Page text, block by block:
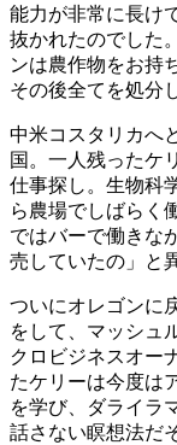
能力が非常に長け
抜かれたのでした
ンは農作物をお持
その後全てを処分
中米コスタリカへ
国。一人残ったケ
仕事探し。生物科
ら農場でしばらく
ではバーで働きな
売していたの」と
ついにオレゴンに
をして、マッシュ
クロビジネスオー
たケリーは今度は
を学び、ダライラ
話さない瞑想法だ